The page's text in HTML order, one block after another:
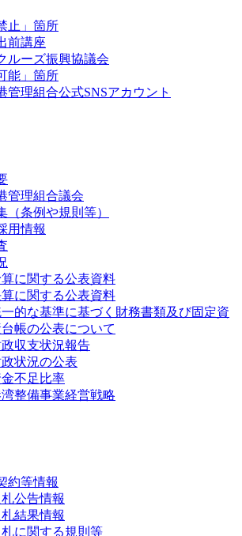
止」箇所
前講座
ルーズ振興協議会
能」箇所
管理組合公式SNSアカウント
管理組合議会
（条例や規則等）
用情報
に関する公表資料
に関する公表資料
的な基準に基づく財務書類及び固定資
帳の公表について
政収支状況報告
状況の公表
金不足比率
整備事業経営戦略
約等情報
札公告情報
札結果情報
札に関する規則等